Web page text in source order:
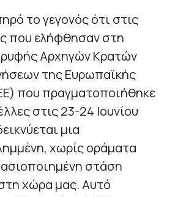
το γεγονός ότι στις
που ελήφθησαν στη
Αρχηγών Κρατών
της Ευρωπαϊκής
που πραγματοποιήθηκε
στις 23-24 Ιουνίου
μια
χωρίς οράματα
στάση
χώρα μας. Αυτό